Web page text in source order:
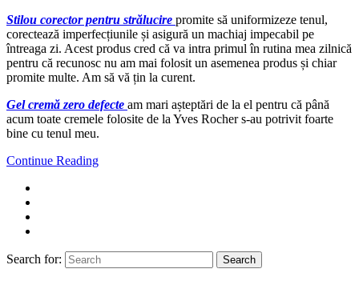
Stilou corector pentru strălucire promite să uniformizeze tenul,
corectează imperfecțiunile și asigură un machiaj impecabil pe
întreaga zi. Acest produs cred că va intra primul în rutina mea zilnică
pentru că recunosc nu am mai folosit un asemenea produs și chiar
promite multe. Am să vă țin la curent.
Gel cremă zero defecte am mari așteptări de la el pentru că până
acum toate cremele folosite de la Yves Rocher s-au potrivit foarte
bine cu tenul meu.
Continue Reading
Search for: Search